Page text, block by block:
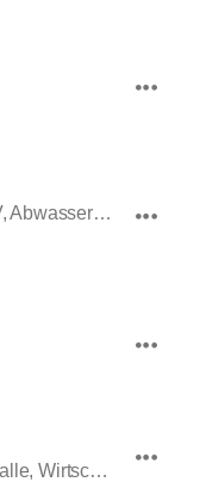
Bereichsleiter Kanal, Wasser & TKV, Abwasserbeseitigung, Wasserversorgung
Raumpflege Amtshaus, Hügellandhalle, Wirtschaftshof